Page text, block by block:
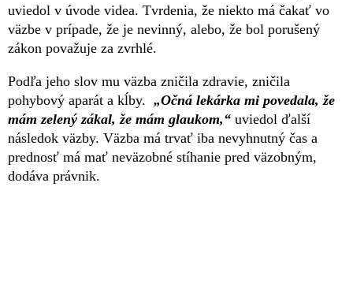
uviedol v úvode videa. Tvrdenia, že niekto má čakať vo
väzbe v prípade, že je nevinný, alebo, že bol porušený
zákon považuje za zvrhlé.
Podľa jeho slov mu väzba zničila zdravie, zničila
pohybový aparát a kĺby. „Očná lekárka mi povedala, že
mám zelený zákal, že mám glaukom,“ uviedol ďalší
následok väzby. Väzba má trvať iba nevyhnutný čas a
prednosť má mať neväzobné stíhanie pred väzobným,
dodáva právnik.